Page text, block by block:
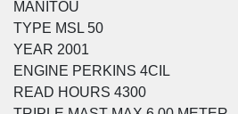
MANITOU
TYPE MSL 50
YEAR 2001
ENGINE PERKINS 4CIL
READ HOURS 4300